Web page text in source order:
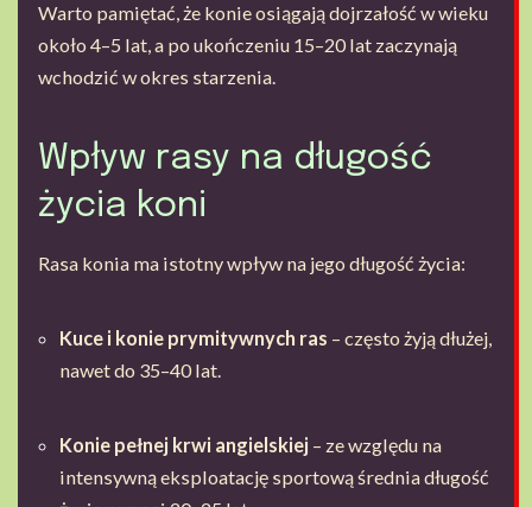
Warto pamiętać, że konie osiągają dojrzałość w wieku
około 4–5 lat, a po ukończeniu 15–20 lat zaczynają
wchodzić w okres starzenia.
Wpływ rasy na długość
życia koni
Rasa konia ma istotny wpływ na jego długość życia:
Kuce i konie prymitywnych ras – często żyją dłużej,
nawet do 35–40 lat.
Konie pełnej krwi angielskiej – ze względu na
intensywną eksploatację sportową średnia długość